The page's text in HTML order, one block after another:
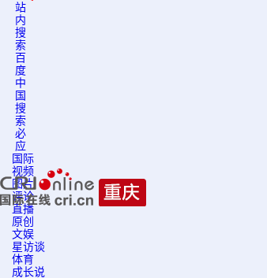
站
内
搜
索
百
度
中
国
搜
索
必
应
国际
视频
图片
评论
直播
原创
文娱
星访谈
体育
成长说